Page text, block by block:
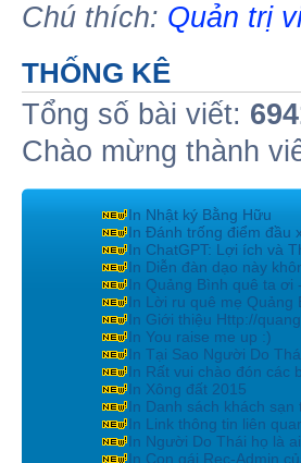
Chú thích: Quản trị
THỐNG KÊ
Tổng số bài viết:
Chào mừng thành
In Nhật ký Bằng Hữu
In Đánh trống điểm đầu
In ChatGPT: Lợi ích và
In Diễn đàn dạo này
In Quảng Bình quê ta ơi
In Lời ru quê mẹ Quảng
In Giới thiệu Http://
In You raise me up :)
In Tại Sao Người Do
In Rất vui chào đón các
In Xông đất 2015
In Danh sách khách sạn
In Link thông tin liên
In Người Do Thái họ là
In Con gái Rec-Admin